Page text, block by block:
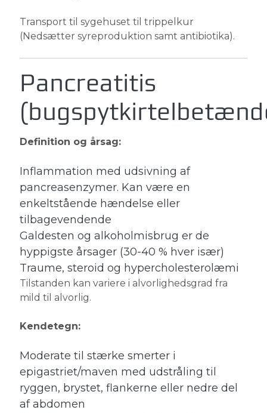
Transport til sygehuset til trippelkur
(Nedsætter syreproduktion samt antibiotika).
Pancreatitis
Definition og årsag:
Inflammation med udsivning af
pancreasenzymer. Kan være en
enkeltstående hændelse eller
tilbagevendende
Galdesten og alkoholmisbrug er de
hyppigste årsager (30-40 % hver især)
Traume, steroid og hypercholesterolæmi
Tilstanden kan variere i alvorlighedsgrad fra
mild til alvorlig.
Kendetegn:
Moderate til stærke smerter i
epigastriet/maven med udstråling til
ryggen, brystet, flankerne eller nedre del
af abdomen